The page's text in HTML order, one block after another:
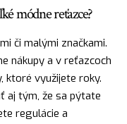
módne reťazce?
či malými značkami.
nákupy a v reťazcoch
ktoré využijete roky.
aj tým, že sa pýtate
regulácie a